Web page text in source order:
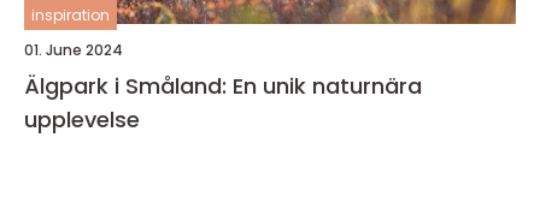
inspiration
01. June 2024
Älgpark i Småland: En unik naturnära
upplevelse